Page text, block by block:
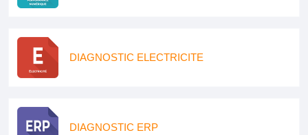
DIAGNOSTIC ELECTRICITE
DIAGNOSTIC ERP